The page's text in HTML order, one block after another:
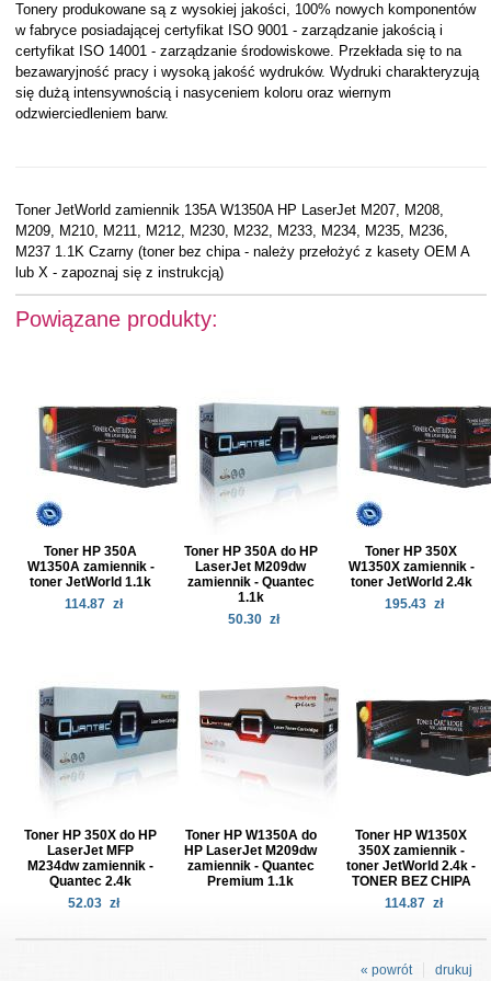
Tonery produkowane są z wysokiej jakości, 100% nowych komponentów
w fabryce posiadającej certyfikat ISO 9001 - zarządzanie jakością i
certyfikat ISO 14001 - zarządzanie środowiskowe. Przekłada się to na
bezawaryjność pracy i wysoką jakość wydruków. Wydruki charakteryzują
się dużą intensywnością i nasyceniem koloru oraz wiernym
odzwierciedleniem barw.
Toner JetWorld zamiennik 135A W1350A HP LaserJet M207, M208,
M209, M210, M211, M212, M230, M232, M233, M234, M235, M236,
M237 1.1K Czarny (toner bez chipa - należy przełożyć z kasety OEM A
lub X - zapoznaj się z instrukcją)
Powiązane produkty:
Toner HP 350A
W1350A zamiennik -
toner JetWorld 1.1k
114.87 zł
Toner HP 350A do HP
LaserJet M209dw
zamiennik - Quantec
1.1k
50.30 zł
Toner HP 350X
W1350X zamiennik -
toner JetWorld 2.4k
195.43 zł
Toner HP 350X do HP
LaserJet MFP
M234dw zamiennik -
Quantec 2.4k
52.03 zł
Toner HP W1350A do
HP LaserJet M209dw
zamiennik - Quantec
Premium 1.1k
Toner HP W1350X
350X zamiennik -
toner JetWorld 2.4k -
TONER BEZ CHIPA
114.87 zł
drukuj
« powrót